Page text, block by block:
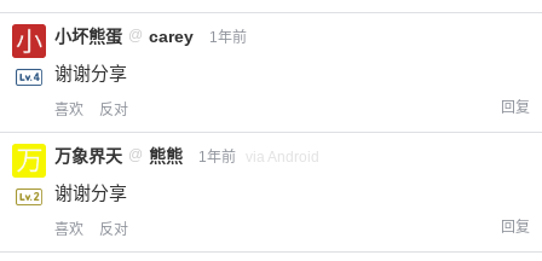
小坏熊蛋 @ carey 1年前
谢谢分享
喜欢 反对 回复
万象界天 @ 熊熊 1年前 via Android
谢谢分享
喜欢 反对 回复